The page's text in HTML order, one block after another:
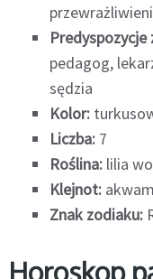
pedagog,
sędzia
Kolor:
Liczba: 7
Roślina: lilia
Klejnot:
Znak zodiaku:
Horoskop